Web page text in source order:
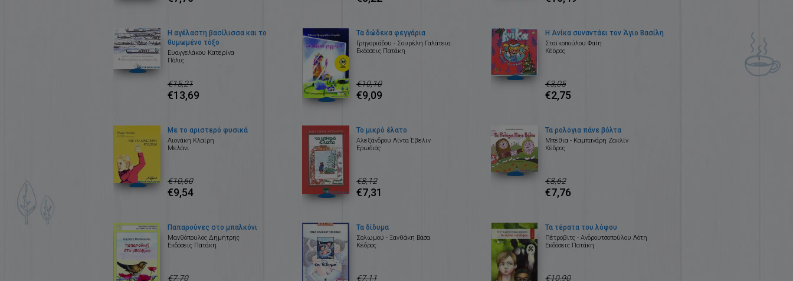
Η αγέλαστη βασίλισσα και το
θυμωμένο τόξο
Ευαγγελάκου Κατερίνα
Πόλις
€15,21
€13,69
Τα δώδεκα φεγγάρια
Γρηγοριάδου - Σουρέλη Γαλάτεια
Εκδόσεις Πατάκη
€10,10
€9,09
Η Ανίκα συναντάει τον Άγιο Βασίλη
Σταϊκοπούλου Φαίη
Κέδρος
€3,05
€2,75
Με το αριστερό φυσικά
Λιονάκη Κλαίρη
Μελάνι
€10,60
€9,54
Το μικρό έλατο
Αλεξάνδρου Λίντα Έβελιν
Ερωδιός
€8,12
€7,31
Τα ρολόγια πάνε βόλτα
Μπέθια - Καμπανάρη Ζακλίν
Κέδρος
€8,62
€7,76
Παπαρούνες στο μπαλκόνι
Μανθόπουλος Δημήτρης
Εκδόσεις Πατάκη
€7,70
Τα δίδυμα
Σολωμού - Ξανθάκη Βάσα
Κέδρος
€7,11
Τα τέρατα του λόφου
Πέτροβιτς - Ανδρουτσοπούλου Λότη
Εκδόσεις Πατάκη
€10,90